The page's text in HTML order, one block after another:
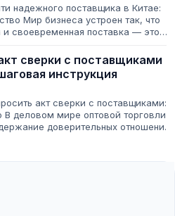
надежного поставщика в Китае:
Мир бизнеса устроен так, что
и своевременная поставка — это
стабильного...
сверки с поставщиками
инструкция
акт сверки с поставщиками:
доверительных отношений